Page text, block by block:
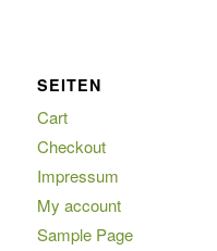
SEITEN
Cart
Checkout
Impressum
My account
Sample Page